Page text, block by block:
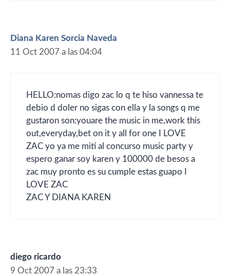
Diana Karen Sorcia Naveda
11 Oct 2007 a las 04:04
HELLO:nomas digo zac lo q te hiso vannessa te
debio d doler no sigas con ella y la songs q me
gustaron son:youare the music in me,work this
out,everyday,bet on it y all for one I LOVE
ZAC yo ya me miti al concurso music party y
espero ganar soy karen y 100000 de besos a
zac muy pronto es su cumple estas guapo I
LOVE ZAC
ZAC Y DIANA KAREN
diego ricardo
9 Oct 2007 a las 23:33